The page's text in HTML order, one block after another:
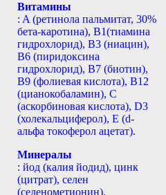
Витамины
: A (ретинола пальмитат, 30%
бета-каротина), B1(тиамина
гидрохлорид), B3 (ниацин),
B6 (пиридоксина
гидрохлорид), B7 (биотин),
B9 (фолиевая кислота), B12
(цианокобаламин), С
(аскорбиновая кислота), D3
(холекальциферол), Е (d-
альфа токоферол ацетат).
Минералы
: йод (калия йодид), цинк
(цитрат), селен
(селенометионин).